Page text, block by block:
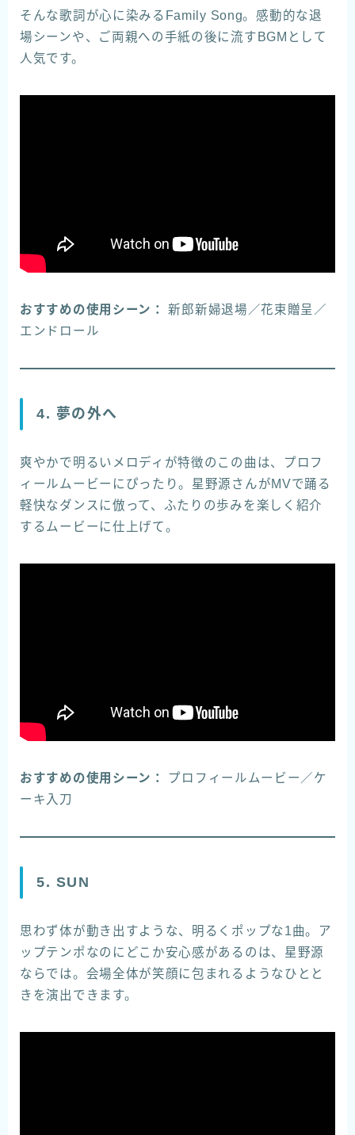
そんな歌詞が心に染みるFamily Song。感動的な退
場シーンや、ご両親への手紙の後に流すBGMとして
人気です。
おすすめの使用シーン：
新郎新婦退場／花束贈呈／
エンドロール
4. 夢の外へ
爽やかで明るいメロディが特徴のこの曲は、プロフ
ィールムービーにぴったり。星野源さんがMVで踊る
軽快なダンスに倣って、ふたりの歩みを楽しく紹介
するムービーに仕上げて。
おすすめの使用シーン：
プロフィールムービー／ケ
ーキ入刀
5. SUN
思わず体が動き出すような、明るくポップな1曲。ア
ップテンポなのにどこか安心感があるのは、星野源
ならでは。会場全体が笑顔に包まれるようなひとと
きを演出できます。